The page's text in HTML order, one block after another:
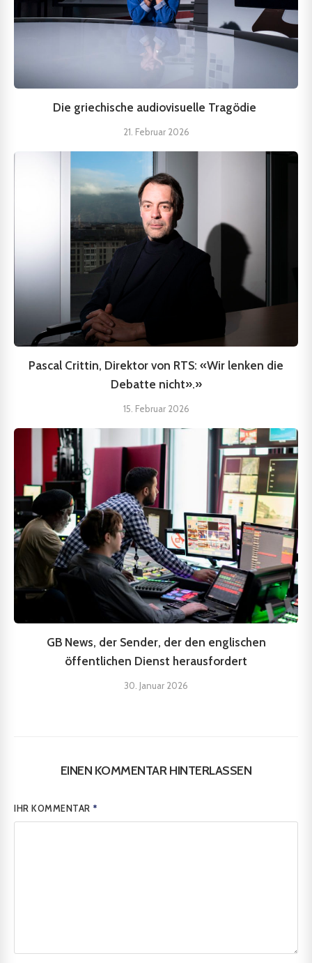
Die griechische audiovisuelle Tragödie
21. Februar 2026
Pascal Crittin, Direktor von RTS: «Wir lenken die
Debatte nicht».»
15. Februar 2026
GB News, der Sender, der den englischen
öffentlichen Dienst herausfordert
30. Januar 2026
EINEN KOMMENTAR HINTERLASSEN
IHR KOMMENTAR*